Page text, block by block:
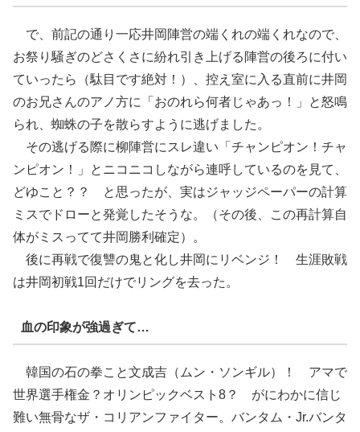
で、前記の通り一応井岡陣営の端くれの端くれなので、
お祭り騒ぎのどさくさに紛れ引き上げる陣営の後ろに付い
ていったら（駄目です絶対！）、控え室に入る直前に井岡
のお兄さんのアノ方に「おのれら何者じゃあっ！」と怒鳴
られ、蜘蛛の子を散らすように逃げました。
その逃げる際に柳陣営にスレ違い「チャンピオン！チャ
ンピオン！」とニコニコしながら連呼しているのを見て、
どゆこと？？ と思ったが、実はジャッジペーパーの計算
ミスでドローと発覚したそうな。（その後、この再計算自
体がミスってて井岡勝利確定）。
後に再戦で復讐の鬼と化し井岡にリベンジ！ 生涯敗戦
は井岡初戦1回だけでリングを去った。
血の印象が強過ぎて…
韓国の石の拳こと文成吉（ムン・ソンギル）！ アマで
世界選手権金？オリンピックベスト8？ がにわかに信じ
難い無骨なザ・コリアンファイター。バンタム・Jr.バンタ